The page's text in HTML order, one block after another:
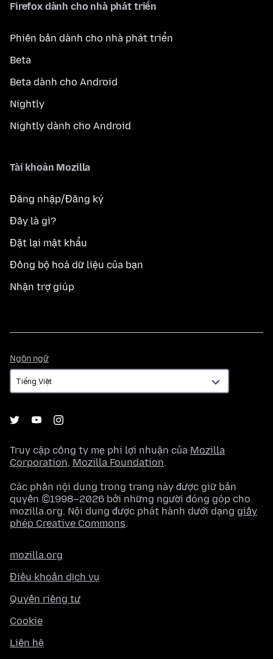
Firefox dành cho nhà phát triển
Phiên bản dành cho nhà phát triển
Beta
Beta dành cho Android
Nightly
Nightly dành cho Android
Tài khoản Mozilla
Đăng nhập/Đăng ký
Đây là gì?
Đặt lại mật khẩu
Đồng bộ hoá dữ liệu của bạn
Nhận trợ giúp
Ngôn ngữ
ngữ
Truy cập công ty mẹ phi lợi nhuận của Mozilla
Corporation, Mozilla Foundation.
Các phần nội dung trong trang này được giữ bản
quyền ©1998–2026 bởi những người đóng góp cho
mozilla.org. Nội dung được phát hành dưới dạng giấy
phép Creative Commons.
mozilla.org
Điều khoản dịch vụ
Quyền riêng tư
Cookie
Liên hệ